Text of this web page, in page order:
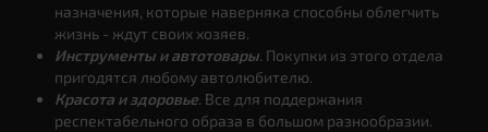
назначения, которые наверняка способны облегчить
жизнь - ждут своих хозяев.
Инструменты и автотовары. Покупки из этого отдела
пригодятся любому автолюбителю.
Красота и здоровье. Все для поддержания
респектабельного образа в большом разнообразии.